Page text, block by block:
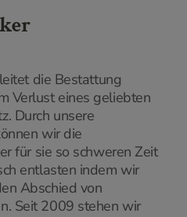
die Bestattung
Verlust eines geliebten
Durch unsere
wir die
für sie so schweren Zeit
entlasten indem wir
Abschied von
Seit 2009 stehen wir